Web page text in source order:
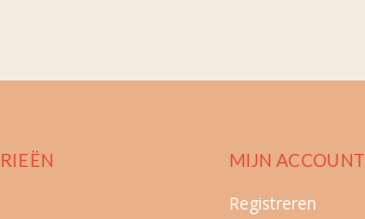
MIJN ACCOUNT
Registreren